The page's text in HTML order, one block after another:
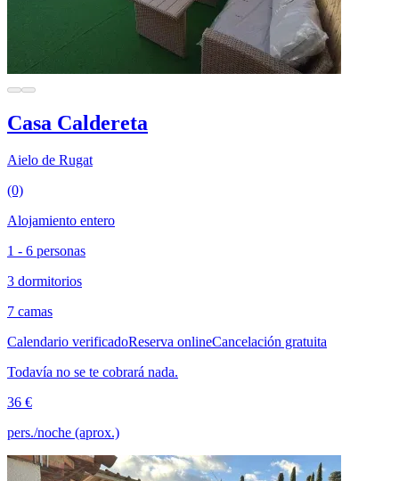
Casa Caldereta
Aielo de Rugat
(0)
Alojamiento entero
1 - 6 personas
3 dormitorios
7 camas
Calendario verificadoReserva onlineCancelación gratuita
Todavía no se te cobrará nada.
36 €
pers./noche (aprox.)